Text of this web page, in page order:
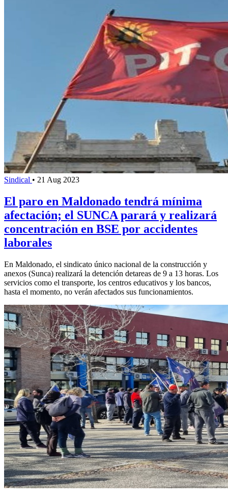
Sindical • 21 Aug 2023
El paro en Maldonado tendrá mínima
afectación; el SUNCA parará y realizará
concentración en BSE por accidentes
laborales
En Maldonado, el sindicato único nacional de la construcción y
anexos (Sunca) realizará la detención detareas de 9 a 13 horas. Los
servicios como el transporte, los centros educativos y los bancos,
hasta el momento, no verán afectados sus funcionamientos.